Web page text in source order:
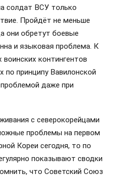
солдат ВСУ только
Пройдёт не меньше
они обретут боевые
и языковая проблема. К
воинских контингентов
по принципу Вавилонской
даже при
с северокорейцами
проблемы на первом
Кореи сегодня, то по
показывают сводки
что Советский Союз